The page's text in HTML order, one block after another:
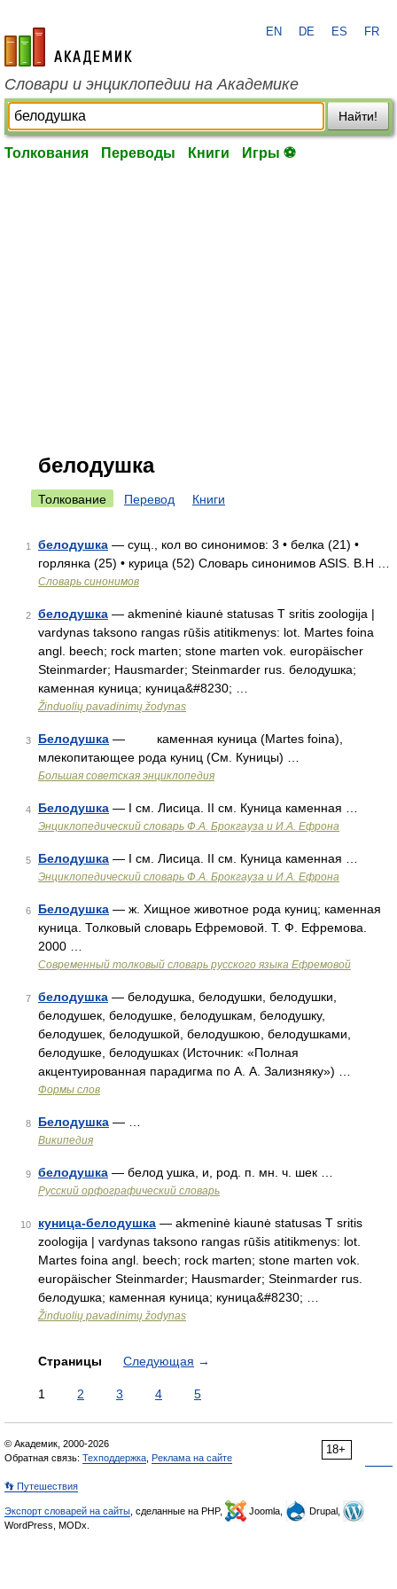
academic.ru
EN DE ES FR
Словари и энциклопедии на Академике
Найти!
Толкования Переводы Книги Игры ⚽
белодушка
Толкование Перевод Книги
1 белодушка — сущ., кол во синонимов: 3 • белка (21) •
горлянка (25) • курица (52) Словарь синонимов ASIS. В.Н …
Словарь синонимов
2 белодушка — akmeninė kiaunė statusas T sritis zoologija |
vardynas taksono rangas rūšis atitikmenys: lot. Martes foina
angl. beech; rock marten; stone marten vok. europäischer
Steinmarder; Hausmarder; Steinmarder rus. белодушка;
каменная куница; куница&#8230; …
Žinduolių pavadinimų žodynas
3 Белодушка — каменная куница (Martes foina),
млекопитающее рода куниц (См. Куницы) …
Большая советская энциклопедия
4 Белодушка — I см. Лисица. II см. Куница каменная …
Энциклопедический словарь Ф.А. Брокгауза и И.А. Ефрона
5 Белодушка — I см. Лисица. II см. Куница каменная …
Энциклопедический словарь Ф.А. Брокгауза и И.А. Ефрона
6 Белодушка — ж. Хищное животное рода куниц; каменная
куница. Толковый словарь Ефремовой. Т. Ф. Ефремова.
2000 …
Современный толковый словарь русского языка Ефремовой
7 белодушка — белодушка, белодушки, белодушки,
белодушек, белодушке, белодушкам, белодушку,
белодушек, белодушкой, белодушкою, белодушками,
белодушке, белодушках (Источник: «Полная
акцентуированная парадигма по А. А. Зализняку») …
Формы слов
8 Белодушка — …
Википедия
9 белодушка — белод ушка, и, род. п. мн. ч. шек …
Русский орфографический словарь
10 куница-белодушка — akmeninė kiaunė statusas T sritis
zoologija | vardynas taksono rangas rūšis atitikmenys: lot.
Martes foina angl. beech; rock marten; stone marten vok.
europäischer Steinmarder; Hausmarder; Steinmarder rus.
белодушка; каменная куница; куница&#8230; …
Žinduolių pavadinimų žodynas
Страницы Следующая →
1 2 3 4 5
18+
© Академик, 2000-2026
Обратная связь: Техподдержка Реклама на сайте
👣 Путешествия
Экспорт словарей на сайты , сделанные на PHP, Joomla,
Drupal,
WordPress, MODx.